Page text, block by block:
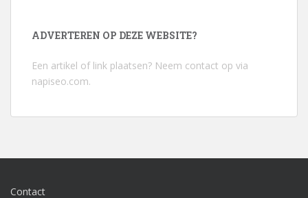
ADVERTEREN OP DEZE WEBSITE?
Een artikel of link plaatsen? Neem contact op via
napiseo.com.
Contact